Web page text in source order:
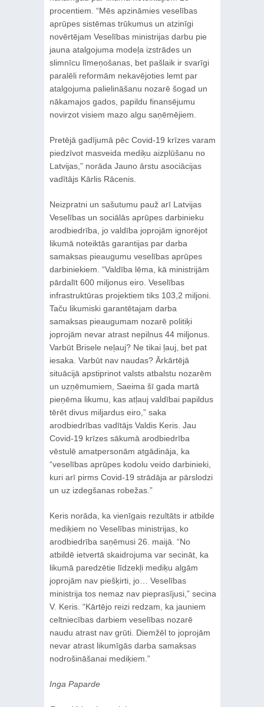
procentiem. “Mēs apzināmies veselības
aprūpes sistēmas trūkumus un atzinīgi
novērtējam Veselības ministrijas darbu pie
jauna atalgojuma modeļa izstrādes un
slimnīcu līmeņošanas, bet pašlaik ir svarīgi
paralēli reformām nekavējoties lemt par
atalgojuma palielināšanu nozarē šogad un
nākamajos gados, papildu finansējumu
novirzot visiem mazo algu saņēmējiem.
Pretējā gadījumā pēc Covid-19 krīzes varam
piedzīvot masveida mediķu aizplūšanu no
Latvijas,” norāda Jauno ārstu asociācijas
vadītājs Kārlis Rācenis.
Neizpratni un sašutumu pauž arī Latvijas
Veselības un sociālās aprūpes darbinieku
arodbiedrība, jo valdība joprojām ignorējot
likumā noteiktās garantijas par darba
samaksas pieaugumu veselības aprūpes
darbiniekiem. “Valdība lēma, kā ministrijām
pārdalīt 600 miljonus eiro. Veselības
infrastruktūras projektiem tiks 103,2 miljoni.
Taču likumiski garantētajam darba
samaksas pieaugumam nozarē politiķi
joprojām nevar atrast nepilnus 44 miljonus.
Varbūt Brisele neļauj? Ne tikai ļauj, bet pat
iesaka. Varbūt nav naudas? Ārkārtējā
situācijā apstiprinot valsts atbalstu nozarēm
un uzņēmumiem, Saeima šī gada martā
pieņēma likumu, kas atļauj valdībai papildus
tērēt divus miljardus eiro,” saka
arodbiedrības vadītājs Valdis Keris. Jau
Covid-19 krīzes sākumā arodbiedrība
vēstulē amatpersonām atgādināja, ka
“veselības aprūpes kodolu veido darbinieki,
kuri arī pirms Covid-19 strādāja ar pārslodzi
un uz izdegšanas robežas.”
Keris norāda, ka vienīgais rezultāts ir atbilde
mediķiem no Veselības ministrijas, ko
arodbiedrība saņēmusi 26. maijā. “No
atbildē ietvertā skaidrojuma var secināt, ka
likumā paredzētie līdzekļi mediķu algām
joprojām nav piešķirti, jo… Veselības
ministrija tos nemaz nav pieprasījusi,” secina
V. Keris. “Kārtējo reizi redzam, ka jauniem
celtniecības darbiem veselības nozarē
naudu atrast nav grūti. Diemžēl to joprojām
nevar atrast likumīgās darba samaksas
nodrošināšanai mediķiem.”
Inga Paparde